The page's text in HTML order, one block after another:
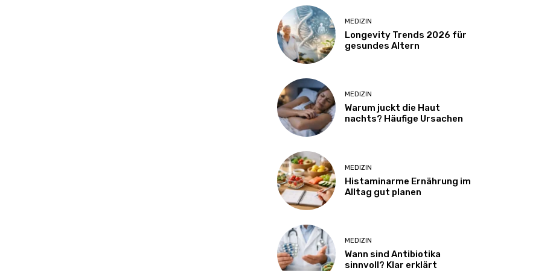
MEDIZIN
Longevity Trends 2026 für
gesundes Altern
MEDIZIN
Warum juckt die Haut
nachts? Häufige Ursachen
MEDIZIN
Histaminarme Ernährung im
Alltag gut planen
MEDIZIN
Wann sind Antibiotika
sinnvoll? Klar erklärt